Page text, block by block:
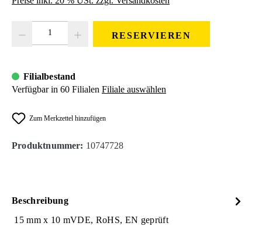
RESERVIEREN
Filialbestand
Verfügbar in 60 Filialen Filiale auswählen
Zum Merkzettel hinzufügen
Produktnummer: 10747728
Beschreibung
15 mm x 10 mVDE, RoHS, EN geprüft